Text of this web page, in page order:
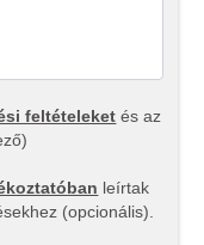
feltételeket és az
leírtak
(opcionális).